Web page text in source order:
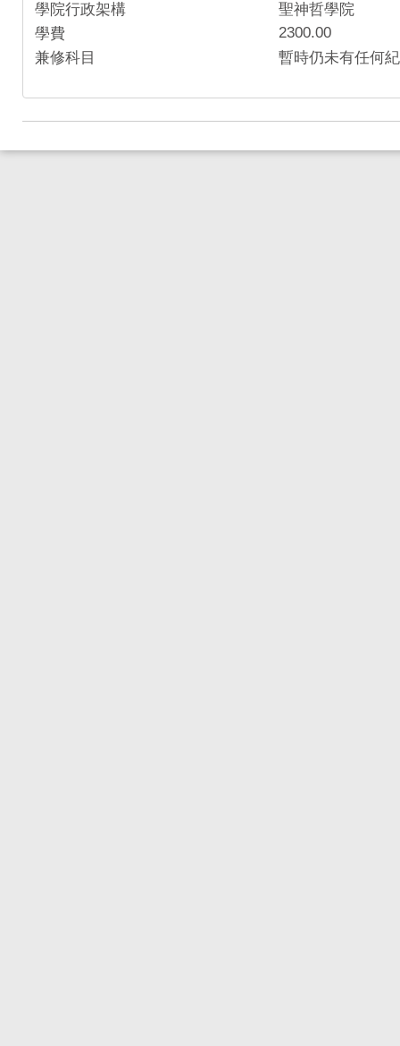
學院行政架構
聖神哲學院
學費
2300.00
兼修科目
暫時仍未有任何